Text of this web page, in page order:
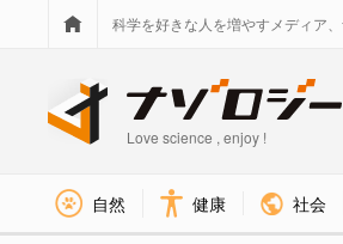
科学を好きな人を増やすメディア
Love science , enjoy !
自然 健康 社会